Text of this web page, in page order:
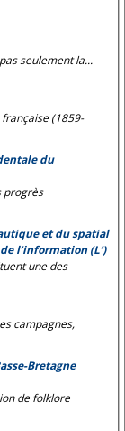
seulement la...
(1859-
du
progrès
et du spatial
l’information (L’)
une des
campagnes,
Bretagne
de folklore